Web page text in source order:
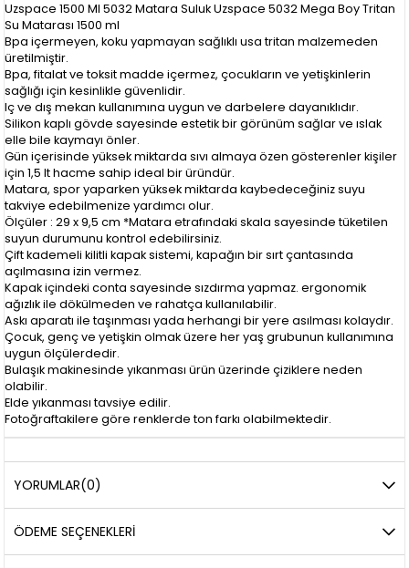
Uzspace 1500 Ml 5032 Matara Suluk Uzspace 5032 Mega Boy Tritan
Su Matarası 1500 ml
Bpa içermeyen, koku yapmayan sağlıklı usa tritan malzemeden
üretilmiştir.
Bpa, fitalat ve toksit madde içermez, çocukların ve yetişkinlerin
sağlığı için kesinlikle güvenlidir.
Iç ve dış mekan kullanımına uygun ve darbelere dayanıklıdır.
Silikon kaplı gövde sayesinde estetik bir görünüm sağlar ve ıslak
elle bile kaymayı önler.
Gün içerisinde yüksek miktarda sıvı almaya özen gösterenler kişiler
için 1,5 lt hacme sahip ideal bir üründür.
Matara, spor yaparken yüksek miktarda kaybedeceğiniz suyu
takviye edebilmenize yardımcı olur.
Ölçüler : 29 x 9,5 cm *Matara etrafındaki skala sayesinde tüketilen
suyun durumunu kontrol edebilirsiniz.
Çift kademeli kilitli kapak sistemi, kapağın bir sırt çantasında
açılmasına izin vermez.
Kapak içindeki conta sayesinde sızdırma yapmaz. ergonomik
ağızlık ile dökülmeden ve rahatça kullanılabilir.
Askı aparatı ile taşınması yada herhangi bir yere asılması kolaydır.
Çocuk, genç ve yetişkin olmak üzere her yaş grubunun kullanımına
uygun ölçülerdedir.
Bulaşık makinesinde yıkanması ürün üzerinde çiziklere neden
olabilir.
Elde yıkanması tavsiye edilir.
Fotoğraftakilere göre renklerde ton farkı olabilmektedir.
YORUMLAR(0)
ÖDEME SEÇENEKLERI